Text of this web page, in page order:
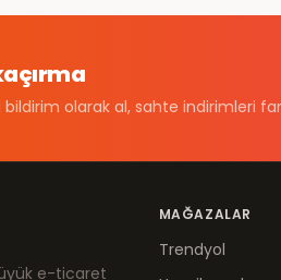
bildirim olarak al, sahte indirimleri
e-ticaret
MAĞAZALAR
Trendyol